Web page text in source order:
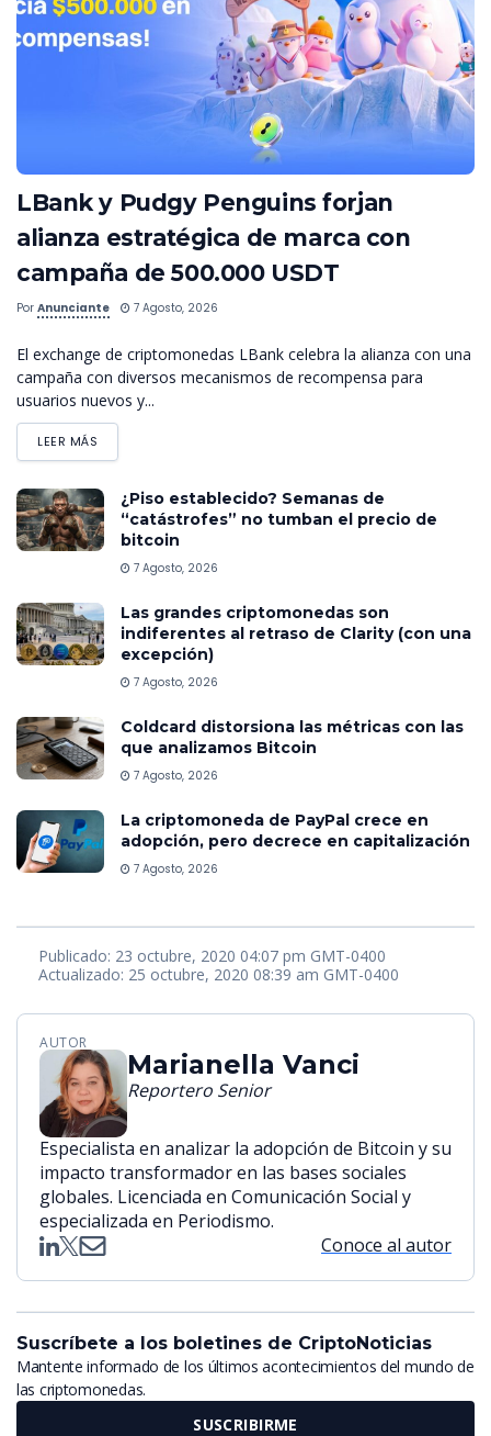
LBank y Pudgy Penguins forjan
alianza estratégica de marca con
campaña de 500.000 USDT
Por Anunciante 7 Agosto, 2026
El exchange de criptomonedas LBank celebra la alianza con una
campaña con diversos mecanismos de recompensa para
usuarios nuevos y...
LEER MÁS
¿Piso establecido? Semanas de
“catástrofes” no tumban el precio de
bitcoin
7 Agosto, 2026
Las grandes criptomonedas son
indiferentes al retraso de Clarity (con una
excepción)
7 Agosto, 2026
Coldcard distorsiona las métricas con las
que analizamos Bitcoin
7 Agosto, 2026
La criptomoneda de PayPal crece en
adopción, pero decrece en capitalización
7 Agosto, 2026
Publicado: 23 octubre, 2020 04:07 pm GMT-0400
Actualizado: 25 octubre, 2020 08:39 am GMT-0400
AUTOR
Marianella Vanci
Reportero Senior
Especialista en analizar la adopción de Bitcoin y su
impacto transformador en las bases sociales
globales. Licenciada en Comunicación Social y
especializada en Periodismo.
Conoce al autor
Suscríbete a los boletines de CriptoNoticias
Mantente informado de los últimos acontecimientos del mundo de
las criptomonedas.
SUSCRIBIRME